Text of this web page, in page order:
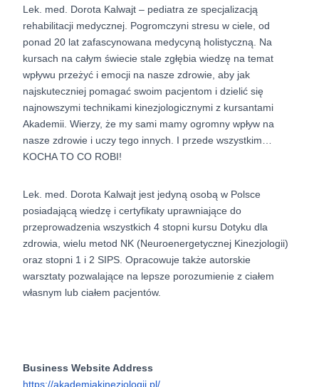
Lek. med. Dorota Kalwajt – pediatra ze specjalizacją
rehabilitacji medycznej. Pogromczyni stresu w ciele, od
ponad 20 lat zafascynowana medycyną holistyczną. Na
kursach na całym świecie stale zgłębia wiedzę na temat
wpływu przeżyć i emocji na nasze zdrowie, aby jak
najskuteczniej pomagać swoim pacjentom i dzielić się
najnowszymi technikami kinezjologicznymi z kursantami
Akademii. Wierzy, że my sami mamy ogromny wpływ na
nasze zdrowie i uczy tego innych. I przede wszystkim…
KOCHA TO CO ROBI!
Lek. med. Dorota Kalwajt jest jedyną osobą w Polsce
posiadającą wiedzę i certyfikaty uprawniające do
przeprowadzenia wszystkich 4 stopni kursu Dotyku dla
zdrowia, wielu metod NK (Neuroenergetycznej Kinezjologii)
oraz stopni 1 i 2 SIPS. Opracowuje także autorskie
warsztaty pozwalające na lepsze porozumienie z ciałem
własnym lub ciałem pacjentów.
Business Website Address
https://akademiakinezjologii.pl/